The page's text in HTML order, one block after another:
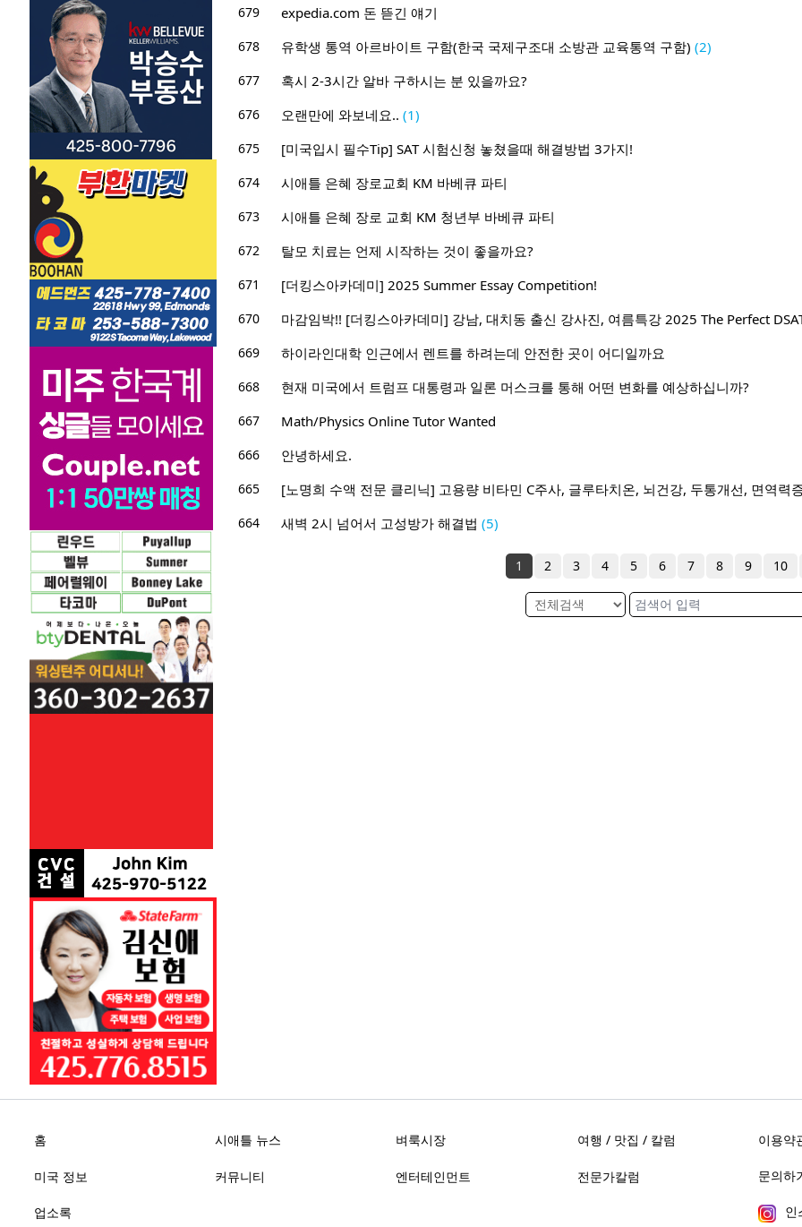
679 expedia.com 돈 뜯긴 얘기
678 유학생 통역 아르바이트 구함(한국 국제구조대 소방관 교육통역 구함) (2)
677 혹시 2-3시간 알바 구하시는 분 있을까요?
676 오랜만에 와보네요.. (1)
675 [미국입시 필수Tip] SAT 시험신청 놓쳤을때 해결방법 3가지!
674 시애틀 은혜 장로교회 KM 바베큐 파티
673 시애틀 은혜 장로 교회 KM 청년부 바베큐 파티
672 탈모 치료는 언제 시작하는 것이 좋을까요?
671 [더킹스아카데미] 2025 Summer Essay Competition!
670 마감임박!! [더킹스아카데미] 강남, 대치동 출신 강사진, 여름특강 2025 The Perfect
669 하이라인대학 인근에서 렌트를 하려는데 안전한 곳이 어디일까요
668 현재 미국에서 트럼프 대통령과 일론 머스크를 통해 어떤 변화를 예상하십니까?
667 Math/Physics Online Tutor Wanted
666 안녕하세요.
665 [노명희 수액 전문 클리닉] 고용량 비타민 C주사, 글루타치온, 뇌건강, 두통개선, 면역력
664 새벽 2시 넘어서 고성방가 해결법 (5)
1 2 3 4 5 6 7 8 9 10
홈 시애틀 뉴스 벼룩시장 여행 / 맛집 / 칼럼
미국 정보 커뮤니티 엔터테인먼트 전문가칼럼
업소록
이용약
문의하
인